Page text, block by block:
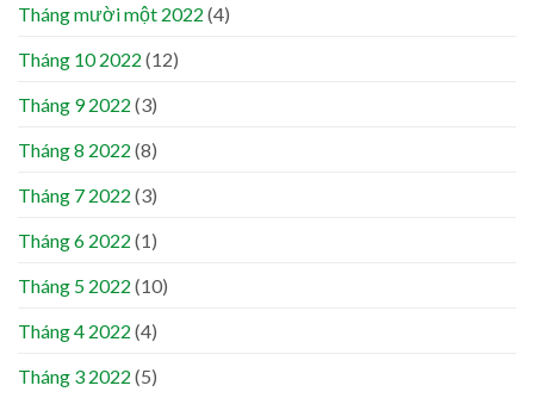
Tháng mười một 2022 (4)
Tháng 10 2022 (12)
Tháng 9 2022 (3)
Tháng 8 2022 (8)
Tháng 7 2022 (3)
Tháng 6 2022 (1)
Tháng 5 2022 (10)
Tháng 4 2022 (4)
Tháng 3 2022 (5)